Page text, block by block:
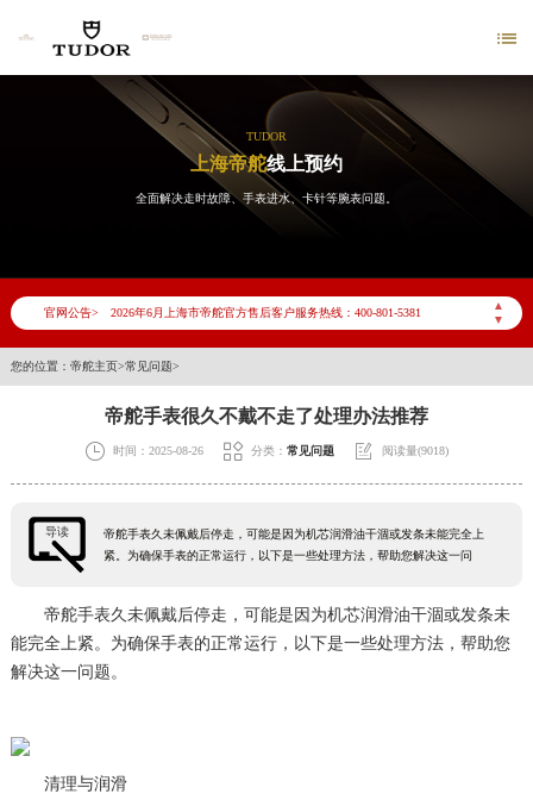

TUDOR
上海帝舵线上预约
全面解决走时故障、手表进水、卡针等腕表问题。
官网公告>
▲
▼
2026年6月上海市帝舵官方售后客户服务热线：400-801-5381
2026年6月帝舵售后服务中心最新网点地址：
上海市徐汇区虹桥路3号港汇中心写字楼2座37层3705室（需提前预约）
您的位置： 帝舵主页>常见问题>
帝舵手表很久不戴不走了处理办法推荐
 时间：2025-08-26  分类： 常见问题  阅读量(9018)
导读
帝舵手表久未佩戴后停走，可能是因为机芯润滑油干涸或发条未能完全上
紧。为确保手表的正常运行，以下是一些处理方法，帮助您解决这一问
帝舵手表久未佩戴后停走，可能是因为机芯润滑油干涸或发条未
能完全上紧。为确保手表的正常运行，以下是一些处理方法，帮助您
解决这一问题。
清理与润滑